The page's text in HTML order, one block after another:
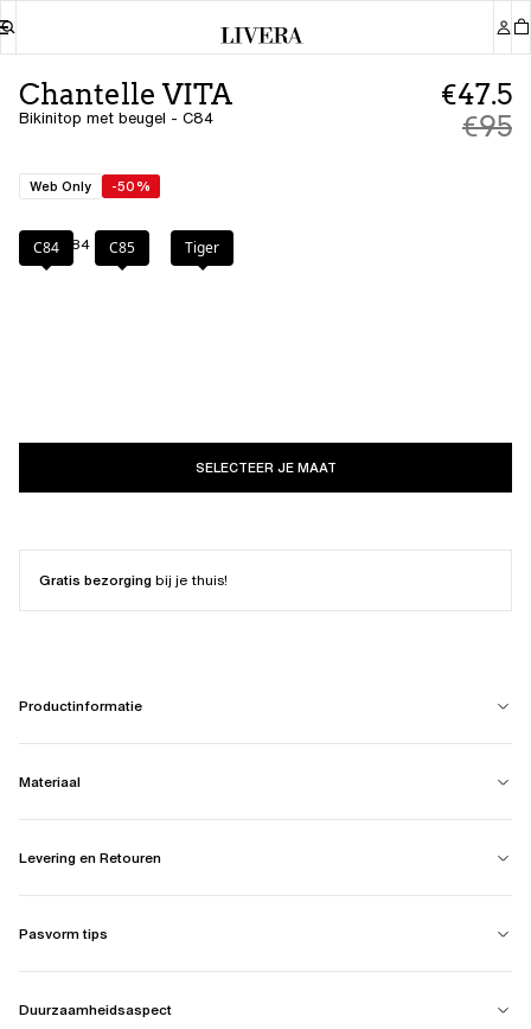
Chantelle VITA
Bikinitop met beugel - C84
€47.5
€95
Web Only -50%
Kleur: C84
C84 C85 Tiger
SELECTEER JE MAAT
Gratis bezorgingbij je thuis!
Productinformatie
Materiaal
Levering en Retouren
Pasvorm tips
Duurzaamheidsaspect